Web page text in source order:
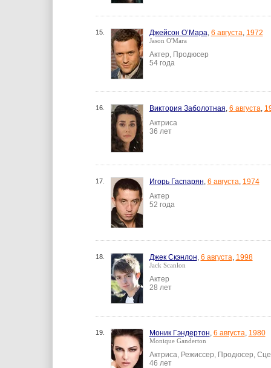
15. Джейсон О’Мара, 6 августа, 1972
Jason O'Mara
Актер, Продюсер
54 года
16. Виктория Заболотная, 6 августа,
Актриса
36 лет
17. Игорь Гаспарян, 6 августа, 1974
Актер
52 года
18. Джек Скэнлон, 6 августа, 1998
Jack Scanlon
Актер
28 лет
19. Моник Гэндертон, 6 августа, 1980
Monique Ganderton
Актриса, Режиссер, Продюсер,
46 лет